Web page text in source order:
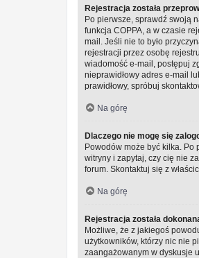
Rejestracja została
Po pierwsze, sprawdź swoją
funkcja COPPA, a w czasie
mail. Jeśli nie to było
rejestracji przez osobę
wiadomość e-mail, postępuj
nieprawidłowy adres e-mail
prawidłowy, spróbuj
Na górę
Dlaczego nie mogę się
Powodów może być kilka. Po
witryny i zapytaj, czy cię nie
forum. Skontaktuj się z
Na górę
Rejestracja została
Możliwe, że z jakiegoś
użytkowników, którzy nic nie
zaangażowanym w dyskusje